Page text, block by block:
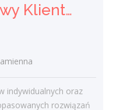
Doradca Finansowy Klienta / Doradczyni Finansowa Klienta
indywidualnych oraz
rozwiązań